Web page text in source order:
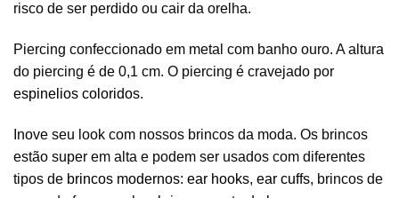
risco de ser perdido ou cair da orelha.
Piercing confeccionado em metal com banho ouro. A altura
do piercing é de 0,1 cm. O piercing é cravejado por
espinelios coloridos.
Inove seu look com nossos brincos da moda. Os brincos
estão super em alta e podem ser usados com diferentes
tipos de brincos modernos: ear hooks, ear cuffs, brincos de